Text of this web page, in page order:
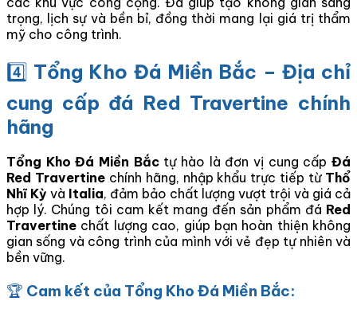
trọng, lịch sự và bền bỉ, đồng thời mang lại giá trị thẩm
mỹ cho công trình.
4️⃣ Tổng Kho Đá Miền Bắc – Địa chỉ
cung cấp đá Red Travertine chính
hãng
Tổng Kho Đá Miền Bắctự hào là đơn vị cung cấpĐá
Red Travertinechính hãng, nhập khẩu trực tiếp từ Thổ
Nhĩ Kỳ và Italia, đảm bảo chất lượng vượt trội và giá cả
hợp lý. Chúng tôi cam kết mang đến sản phẩm đá Red
Travertine chất lượng cao, giúp bạn hoàn thiện không
gian sống và công trình của mình với vẻ đẹp tự nhiên và
bền vững.
🏆 Cam kết của Tổng Kho Đá Miền Bắc: